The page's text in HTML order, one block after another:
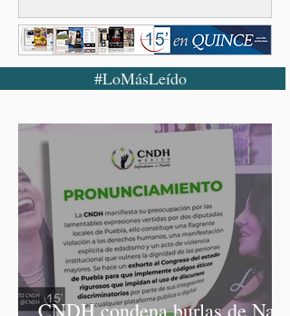
#LoMásLeído
CNDH condena burlas de Nay